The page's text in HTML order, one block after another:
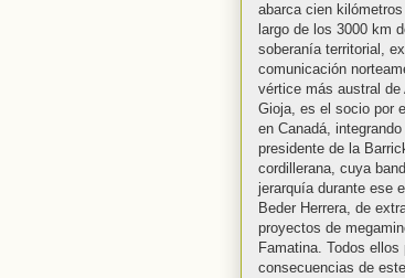
abarca cien
largo de los 3000 km
soberanía territorial,
comunicación
vértice más austral de
Gioja, es el socio por
en Canadá,
presidente de la
cordillerana, cuya
jerarquía durante ese
Beder Herrera, de
proyectos de
Famatina. Todos
consecuencias de